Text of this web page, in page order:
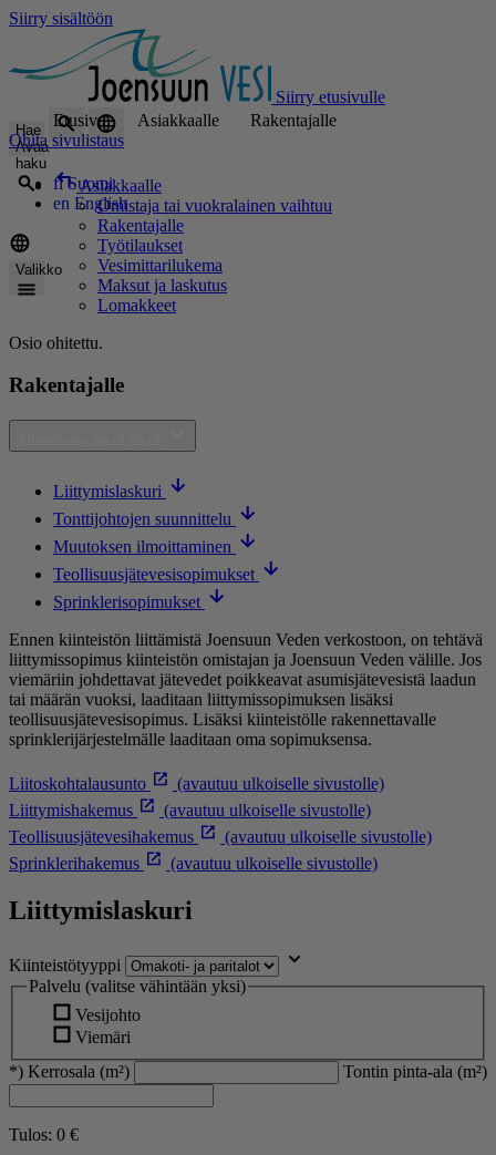
Siirry sisältöön
Siirry etusivulle
Hae
Avaa
haku
fi Suomi
en English
Valikko
Etusivu Asiakkaalle
Rakentajalle
Ohita sivulistaus
Asiakkaalle
Omistaja tai vuokralainen vaihtuu
Rakentajalle
Työtilaukset
Vesimittarilukema
Maksut ja laskutus
Lomakkeet
Osio ohitettu.
Rakentajalle
Liittymislaskuri
Tonttijohtojen suunnittelu
Muutoksen ilmoittaminen
Teollisuusjätevesisopimukset
Sprinklerisopimukset
Ennen kiinteistön liittämistä Joensuun Veden verkostoon, on tehtävä
liittymissopimus kiinteistön omistajan ja Joensuun Veden välille. Jos
viemäriin johdettavat jätevedet poikkeavat asumisjätevesistä laadun
tai määrän vuoksi, laaditaan liittymissopimuksen lisäksi
teollisuusjätevesisopimus. Lisäksi kiinteistölle rakennettavalle
sprinklerijärjestelmälle laaditaan oma sopimuksensa.
Liitoskohtalausunto
(avautuu ulkoiselle sivustolle)
Liittymishakemus
(avautuu ulkoiselle sivustolle)
Teollisuusjätevesihakemus
(avautuu ulkoiselle sivustolle)
Sprinklerihakemus
(avautuu ulkoiselle sivustolle)
Liittymislaskuri
Kiinteistötyyppi
Palvelu (valitse vähintään yksi)
Vesijohto
Viemäri
*) Kerrosala (m²)
Tontin pinta-ala (m²)
Tulos: 0 €